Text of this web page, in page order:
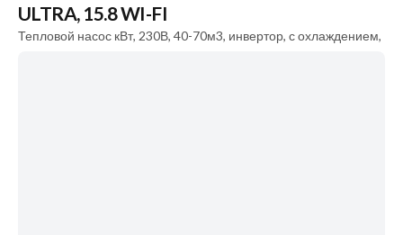
ULTRA, 15.8 WI-FI
Тепловой насос кВт, 230В, 40-70м3, инвертор, с охлаждением,